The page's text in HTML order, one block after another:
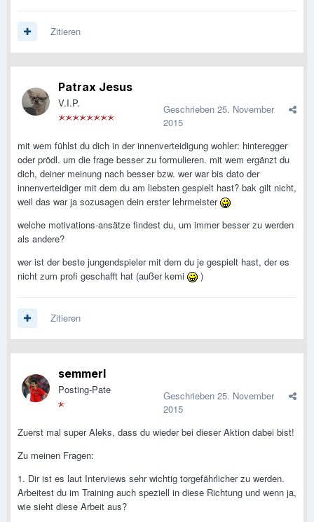
Zitieren
Patrax Jesus
V.I.P. Geschrieben 25. November
2015
mit wem fühlst du dich in der innenverteidigung wohler: hinteregger
oder prödl. um die frage besser zu formulieren. mit wem ergänzt du
dich, deiner meinung nach besser bzw. wer war bis dato der
innenverteidiger mit dem du am liebsten gespielt hast? bak gilt nicht,
weil das war ja sozusagen dein erster lehrmeister
welche motivations-ansätze findest du, um immer besser zu werden
als andere?
wer ist der beste jungendspieler mit dem du je gespielt hast, der es
nicht zum profi geschafft hat (außer kemi
)
Zitieren
semmerl
Posting-Pate Geschrieben 25. November
2015
Zuerst mal super Aleks, dass du wieder bei dieser Aktion dabei bist!
Zu meinen Fragen:
1. Dir ist es laut Interviews sehr wichtig torgefährlicher zu werden.
Arbeitest du im Training auch speziell in diese Richtung und wenn ja,
wie sieht diese Arbeit aus?